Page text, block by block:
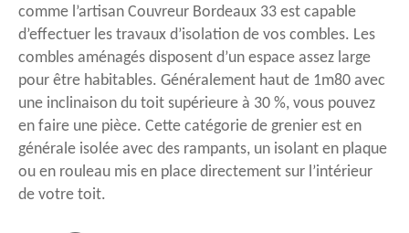
comme l’artisan Couvreur Bordeaux 33 est capable
d’effectuer les travaux d’isolation de vos combles. Les
combles aménagés disposent d’un espace assez large
pour être habitables. Généralement haut de 1m80 avec
une inclinaison du toit supérieure à 30 %, vous pouvez
en faire une pièce. Cette catégorie de grenier est en
générale isolée avec des rampants, un isolant en plaque
ou en rouleau mis en place directement sur l’intérieur
de votre toit.